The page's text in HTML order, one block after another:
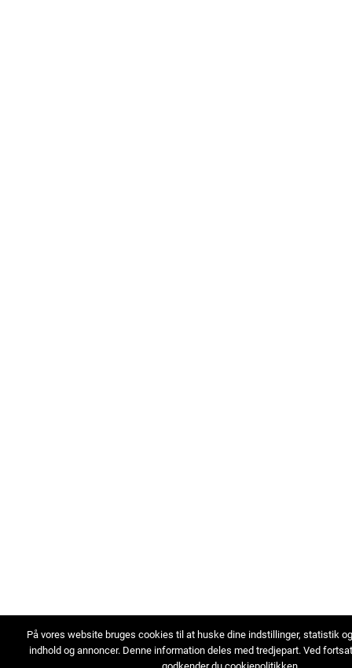
På vores website bruges cookies til at huske dine indstillinger, statistik
indhold og annoncer. Denne information deles med tredjepart. Ved